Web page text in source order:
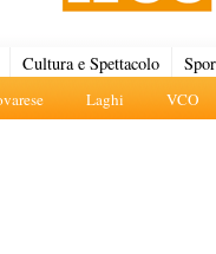
Laghi VCO
Cultura e Spettacolo